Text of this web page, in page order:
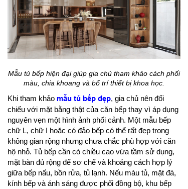
Mẫu tủ bếp hiện đại giúp gia chủ tham khảo cách phối
màu, chia khoang và bố trí thiết bị khoa học.
Khi tham khảo mẫu tủ bếp đẹp, gia chủ nên đối
chiếu với mặt bằng thật của căn bếp thay vì áp dụng
nguyên vẹn một hình ảnh phối cảnh. Một mẫu bếp
chữ L, chữ I hoặc có đảo bếp có thể rất đẹp trong
không gian rộng nhưng chưa chắc phù hợp với căn
hộ nhỏ. Tủ bếp cần có chiều cao vừa tầm sử dụng,
mặt bàn đủ rộng để sơ chế và khoảng cách hợp lý
giữa bếp nấu, bồn rửa, tủ lạnh. Nếu màu tủ, mặt đá,
kính bếp và ánh sáng được phối đồng bộ, khu bếp